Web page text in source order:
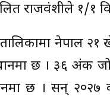
राजवंशीले १/१
नेपाल
छ । ३६ अंक
छ । सन्